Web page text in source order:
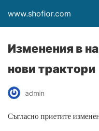
www.shofior.com
Изменения в
нови трактори
admin
Съгласно приетите